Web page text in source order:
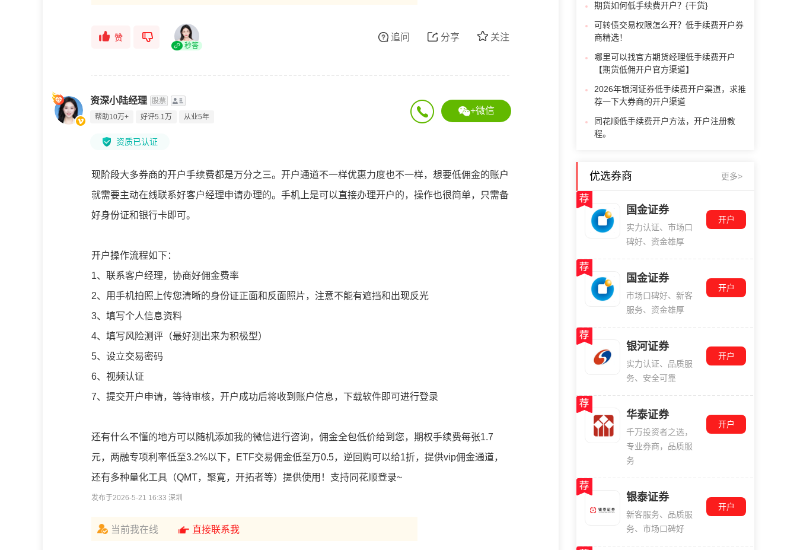
赞
秒答
关注
分享
追问
+微信
资深小陆经理 股票
帮助10万+
好评5.1万 从业5年
资质已认证
现阶段大多券商的开户手续费都是万分之三。开户通道不一样优惠力度也不一样，想要低佣金的账户
就需要主动在线联系好客户经理申请办理的。手机上是可以直接办理开户的，操作也很简单，只需备
好身份证和银行卡即可。
开户操作流程如下：
1、联系客户经理，协商好佣金费率
2、用手机拍照上传您清晰的身份证正面和反面照片，注意不能有遮挡和出现反光
3、填写个人信息资料
4、填写风险测评（最好测出来为积极型）
5、设立交易密码
6、视频认证
7、提交开户申请，等待审核，开户成功后将收到账户信息，下载软件即可进行登录
还有什么不懂的地方可以随机添加我的微信进行咨询，佣金全包低价给到您，期权手续费每张1.7
元，两融专项利率低至3.2%以下，ETF交易佣金低至万0.5，逆回购可以给1折，提供vip佣金通道，
还有多种量化工具（QMT，聚寛，开拓者等）提供使用！支持同花顺登录~
发布于2026-5-21 16:33 深圳
当前我在线 直接联系我
期货如何低手续费开户？{干货}
可转债交易权限怎么开？低手续费开户券
商精选！
哪里可以找官方期货经理低手续费开户
【期货低佣开户官方渠道】
2026年银河证券低手续费开户渠道，求推
荐一下大券商的开户渠道
同花顺低手续费开户方法，开户注册教
程。
优选券商 更多>
国金证券
实力认证、市场口
碑好、资金雄厚
开户
国金证券
市场口碑好、新客
服务、资金雄厚
开户
银河证券
实力认证、品质服
务、安全可靠
开户
华泰证券
千万投资者之选，
专业券商，品质服
务
开户
银泰证券
新客服务、品质服
务、市场口碑好
开户